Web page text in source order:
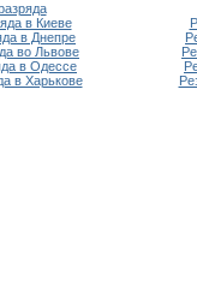
в Киеве
в Днепре
во Львове
в Одессе
в Харькове